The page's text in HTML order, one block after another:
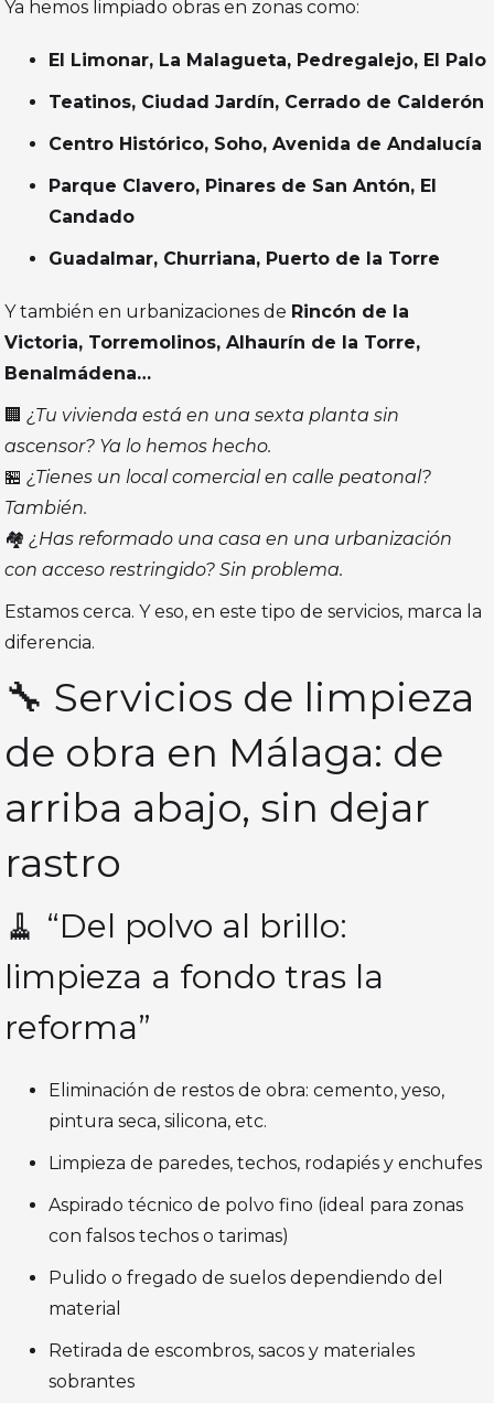
Ya hemos limpiado obras en zonas como:
El Limonar, La Malagueta, Pedregalejo, El Palo
Teatinos, Ciudad Jardín, Cerrado de Calderón
Centro Histórico, Soho, Avenida de Andalucía
Parque Clavero, Pinares de San Antón, El
Candado
Guadalmar, Churriana, Puerto de la Torre
Y también en urbanizaciones de Rincón de la
Victoria, Torremolinos, Alhaurín de la Torre,
Benalmádena…
🏢¿Tu vivienda está en una sexta planta sin
ascensor? Ya lo hemos hecho.
🏪¿Tienes un local comercial en calle peatonal?
También.
🏘️¿Has reformado una casa en una urbanización
con acceso restringido? Sin problema.
Estamos cerca. Y eso, en este tipo de servicios, marca la
diferencia.
🔧 Servicios de limpieza
de obra en Málaga: de
arriba abajo, sin dejar
rastro
🧹 “Del polvo al brillo:
limpieza a fondo tras la
reforma”
Eliminación de restos de obra: cemento, yeso,
pintura seca, silicona, etc.
Limpieza de paredes, techos, rodapiés y enchufes
Aspirado técnico de polvo fino (ideal para zonas
con falsos techos o tarimas)
Pulido o fregado de suelos dependiendo del
material
Retirada de escombros, sacos y materiales
sobrantes